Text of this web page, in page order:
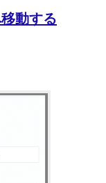
動する